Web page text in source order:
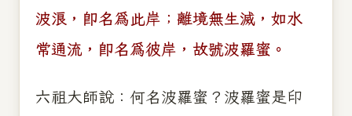
波浪，即名為此岸；離境無生滅，如水
常通流，即名為彼岸，故號波羅蜜。
六祖大師說：何名波羅蜜？波羅蜜是印